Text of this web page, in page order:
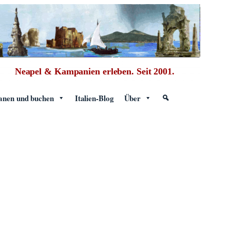
Neapel & Kampanien erleben. Seit 2001.
und buchen Italien-Blog Über